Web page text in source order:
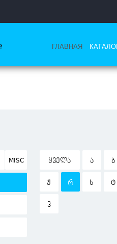
ГЛАВНАЯ
MISC ᲧᲕᲔᲚᲐ Ა Ბ
Ჟ Რ Ს Ტ
Ჰ